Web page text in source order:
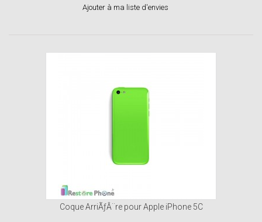
Ajouter à ma liste d'envies
Coque ArriÃƒÂ¨re pour Apple iPhone 5C